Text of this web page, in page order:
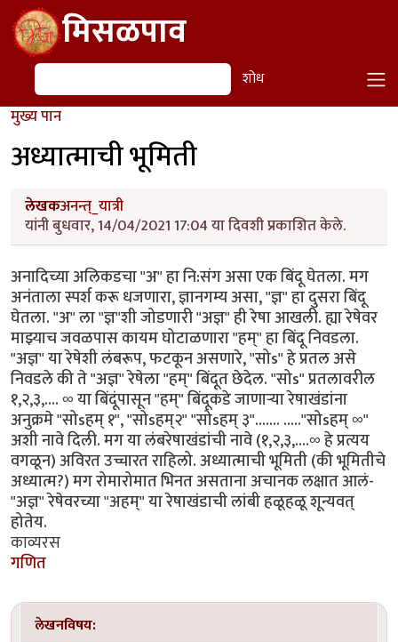
Skip to main contentमिसळपाव
शोध शोध
मुख्य पान
अध्यात्माची भूमिती
लेखकअनन्त्_यात्री
यांनी बुधवार, 14/04/2021 17:04 या दिवशी प्रकाशित केले.
अनादिच्या अलिकडचा "अ" हा नि:संग असा एक बिंदू घेतला. मग
अनंताला स्पर्श करू धजणारा, ज्ञानगम्य असा, "ज्ञ" हा दुसरा बिंदू
घेतला. "अ" ला "ज्ञ"शी जोडणारी "अज्ञ" ही रेषा आखली. ह्या रेषेवर
माझ्याच जवळपास कायम घोटाळणारा "हम्" हा बिंदू निवडला.
"अज्ञ" या रेषेशी लंबरूप, फटकून असणारे, "सोs" हे प्रतल असे
निवडले की ते "अज्ञ" रेषेला "हम्" बिंदूत छेदेल. "सोs" प्रतलावरील
१,२,३,.... ∞ या बिंदूंपासून "हम्" बिंदूकडे जाणार्‍या रेषाखंडांना
अनुक्रमे "सोsहम् १", "सोsहम्२" "सोsहम् ३"....... ....."सोsहम् ∞"
अशी नावे दिली. मग या लंबरेषाखंडांची नावे (१,२,३,....∞ हे प्रत्यय
वगळून) अविरत उच्चारत राहिलो. अध्यात्माची भूमिती (की भूमितीचे
अध्यात्म?) मग रोमारोमात भिनत असताना अचानक लक्षात आलं-
"अज्ञ" रेषेवरच्या "अहम्" या रेषाखंडाची लांबी हळूहळू शून्यवत्
होतेय.
काव्यरस
गणित
लेखनविषय: